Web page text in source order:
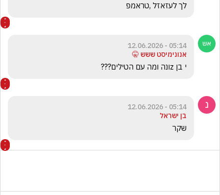
לך לעזאזל ,טראמפ
05:14 - 12.06.2026
אנונימיסט ששש 🤫
י בן zונה ומה עם הטילים???
05:14 - 12.06.2026
בן ישראל
שקר